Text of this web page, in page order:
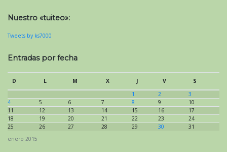
Nuestro «tuiteo»:
Tweets by ks7000
Entradas por fecha
enero 2015
D L M X J V
S
1
2
3
4
5 6 7 8 9
10
11
12 13 14 15 16
17
18
19 20 21 22 23
24
25
26 27 28 29 30 31